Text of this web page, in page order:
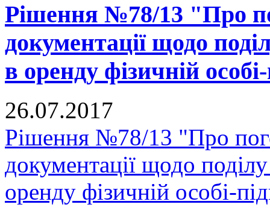
Рішення №78/13 "Про
документації щодо
в оренду фізичній
26.07.2017
Рішення №78/13 "Про
документації щодо
оренду фізичній особі-